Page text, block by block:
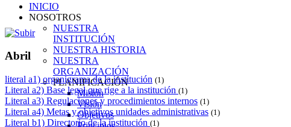
INICIO
NOSOTROS
NUESTRA
INSTITUCIÓN
NUESTRA HISTORIA
NUESTRA
ORGANIZACIÓN
PLANIFICACIÓN
Misión
Visión
Objetivos
Abril
literal a1) organigrama de la institución (1)
Literal a2) Base legal que rige a la institución (1)
Literal a3) Regulaciones y procedimientos internos (1)
Literal a4) Metas y objetivos unidades administrativas (1)
Literal b1) Directorio de la institución (1)